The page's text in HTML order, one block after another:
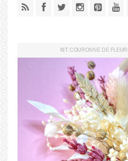
KIT COURONNE DE